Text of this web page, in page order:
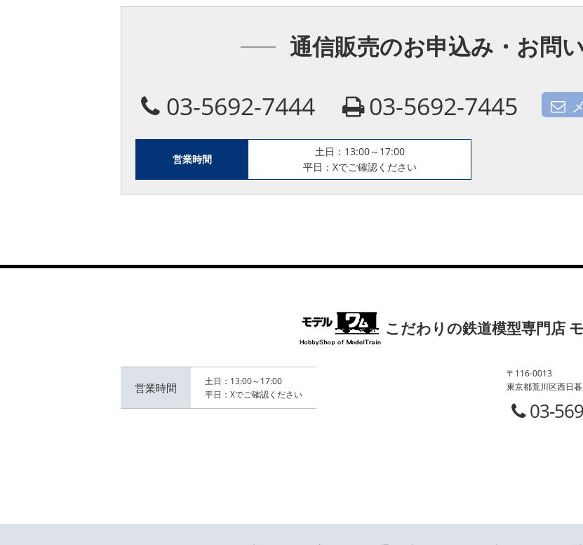
通信販売のお申込み・お問
03-5692-7444 03-5692-7445
営業時間
土日：13:00～17:00
平日：Xでご確認ください
こだわりの鉄道模型専門店
営業時間
土日：13:00～17:00
平日：Xでご確認ください
〒116-0013
東京都荒川区西日
03-